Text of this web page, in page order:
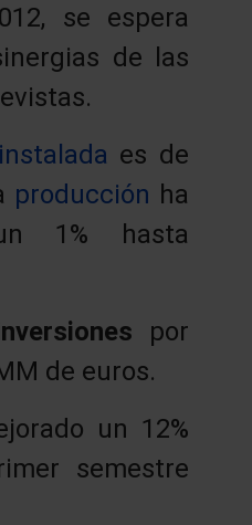
se espera
de las
es de
producción ha
1% hasta
por
de euros.
un 12%
semestre